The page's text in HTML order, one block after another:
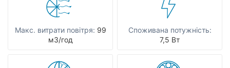
Макс. витрати повітря: 99
мЗ/год
Споживана потужність:
7,5 Вт